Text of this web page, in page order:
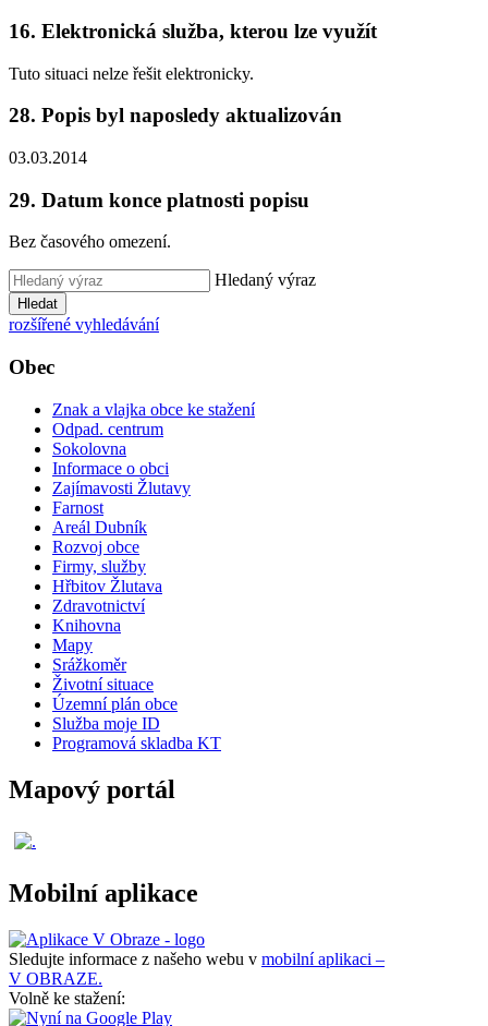
16. Elektronická služba, kterou lze využít
Tuto situaci nelze řešit elektronicky.
28. Popis byl naposledy aktualizován
03.03.2014
29. Datum konce platnosti popisu
Bez časového omezení.
Hledaný výraz
Hledat
rozšířené vyhledávání
Obec
Znak a vlajka obce ke stažení
Odpad. centrum
Sokolovna
Informace o obci
Zajímavosti Žlutavy
Farnost
Areál Dubník
Rozvoj obce
Firmy, služby
Hřbitov Žlutava
Zdravotnictví
Knihovna
Mapy
Srážkoměr
Životní situace
Územní plán obce
Služba moje ID
Programová skladba KT
Mapový portál
Mobilní aplikace
Sledujte informace z našeho webu v mobilní aplikaci –
V OBRAZE.
Volně ke stažení: